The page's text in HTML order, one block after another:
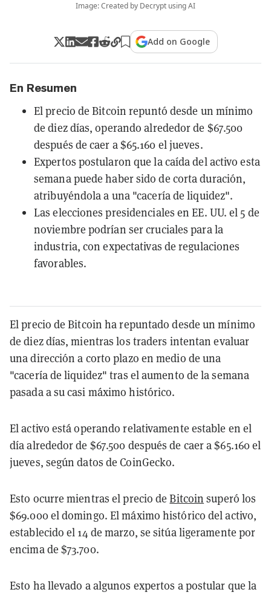
Image: Created by Decrypt using AI
Add on Google
En Resumen
El precio de Bitcoin repuntó desde un mínimo
de diez días, operando alrededor de $67.500
después de caer a $65.160 el jueves.
Expertos postularon que la caída del activo esta
semana puede haber sido de corta duración,
atribuyéndola a una "cacería de liquidez".
Las elecciones presidenciales en EE. UU. el 5 de
noviembre podrían ser cruciales para la
industria, con expectativas de regulaciones
favorables.
El precio de Bitcoin ha repuntado desde un mínimo
de diez días, mientras los traders intentan evaluar
una dirección a corto plazo en medio de una
"cacería de liquidez" tras el aumento de la semana
pasada a su casi máximo histórico.
El activo está operando relativamente estable en el
día alrededor de $67.500 después de caer a $65.160 el
jueves, según datos de CoinGecko.
Esto ocurre mientras el precio deBitcoin superó los
$69.000 el domingo. El máximo histórico del activo,
establecido el 14 de marzo, se sitúa ligeramente por
encima de $73.700.
Esto ha llevado a algunos expertos a postular que la